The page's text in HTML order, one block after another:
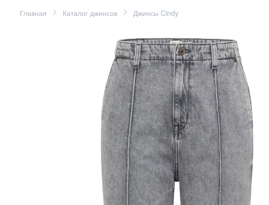
Главная Каталог джинсов Джинсы Cindy